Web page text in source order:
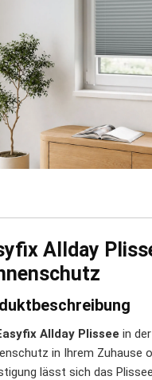
Allday
Allday Plissee in
in Ihrem Zuhause
lässt sich das